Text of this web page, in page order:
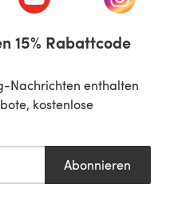
15% Rabattcode
Nachrichten enthalten
kostenlose
Abonnieren